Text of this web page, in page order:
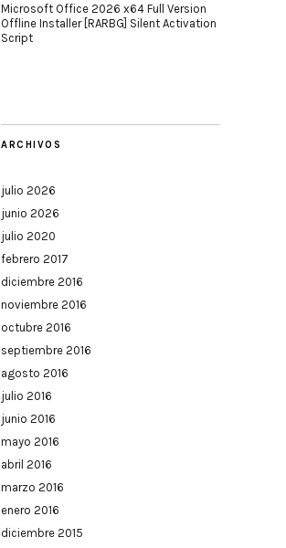
Microsoft Office 2026 x64 Full Version
Offline Installer [RARBG] Silent Activation
Script
ARCHIVOS
julio 2026
junio 2026
julio 2020
febrero 2017
diciembre 2016
noviembre 2016
octubre 2016
septiembre 2016
agosto 2016
julio 2016
junio 2016
mayo 2016
abril 2016
marzo 2016
enero 2016
diciembre 2015